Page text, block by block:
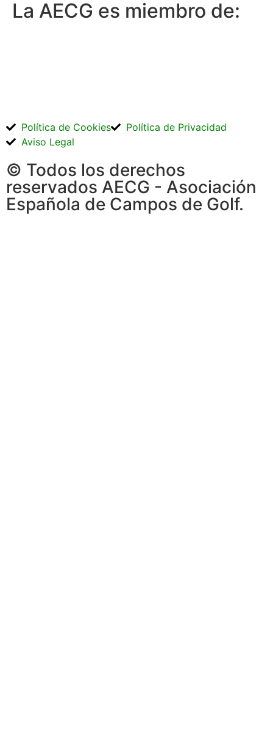
La AECG es miembro de:
© Todos los derechos
reservados AECG - Asociación
Española de Campos de Golf.
Política de Cookies
Política de Privacidad
Aviso Legal